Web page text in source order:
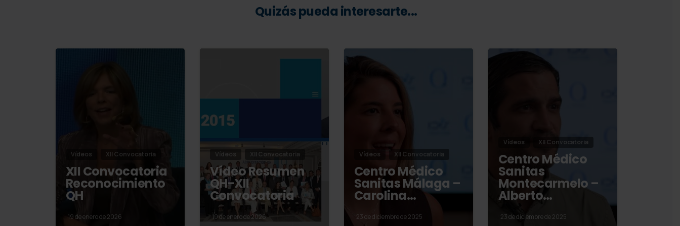
Quizás pueda interesarte...
Vídeos XII Convocatoria
XII Convocatoria
Reconocimiento
QH
19 de enero de 2026
Vídeos XII Convocatoria
Vídeo Resumen
QH-XII
Convocatoria
19 de enero de 2026
Vídeos XII Convocatoria
Centro Médico
Sanitas Málaga –
Carolina…
23 de diciembre de 2025
Vídeos XII Convocatoria
Centro Médico
Sanitas
Montecarmelo –
Alberto…
23 de diciembre de 2025